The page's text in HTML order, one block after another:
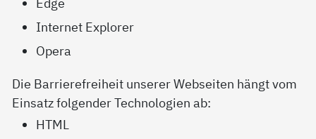
Internet Explorer
Opera
Die Barrierefreiheit unserer Webseiten hängt vom
Einsatz folgender Technologien ab:
HTML